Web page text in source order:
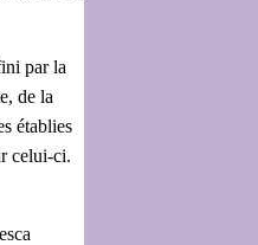
par la
de la
établies
celui-ci.